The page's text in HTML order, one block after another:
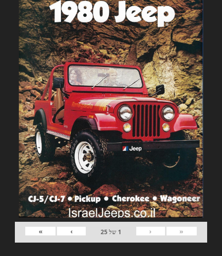
«
‹
1 של25
›
»